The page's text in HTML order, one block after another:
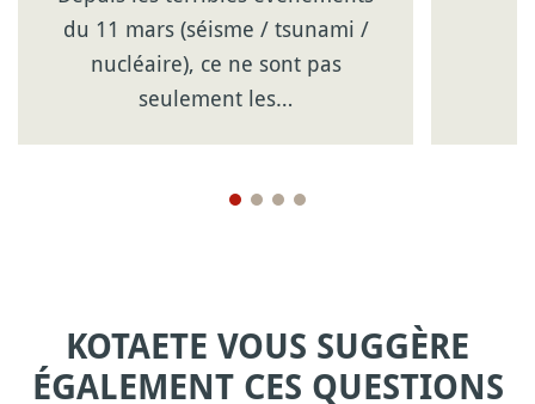
du 11 mars (séisme / tsunami /
nucléaire), ce ne sont pas
seulement les…
KOTAETE VOUS SUGGÈRE
ÉGALEMENT CES QUESTIONS